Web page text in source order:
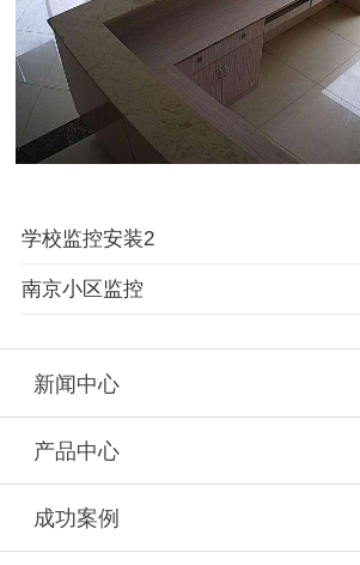
学校监控安装2
南京小区监控
新闻中心
产品中心
成功案例